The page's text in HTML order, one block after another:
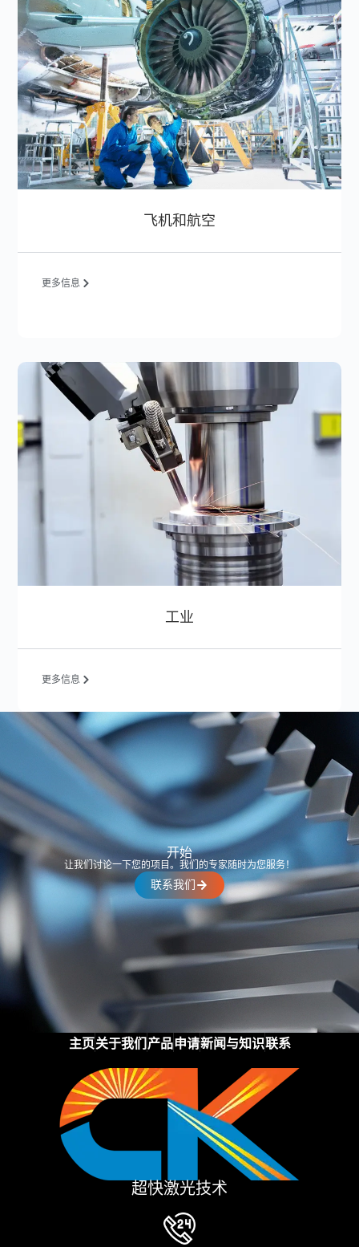
飞机和航空
更多信息
工业
更多信息
开始
让我们讨论一下您的项目。我们的专家随时为您服务！
联系我们
主页关于我们 产品申请新闻与知识联系
超快激光技术